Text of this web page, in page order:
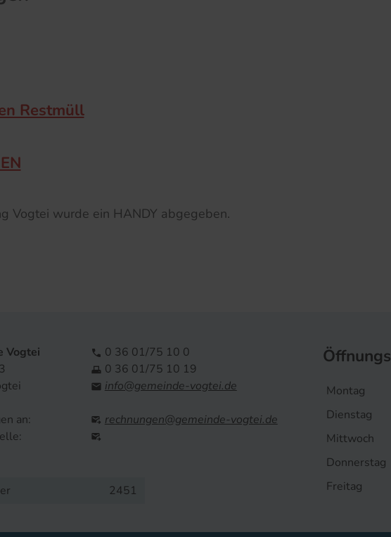
Restmüll
Vogtei wurde ein HANDY abgegeben.
Vogtei
an:
 0 36 01/75 10 0
 0 36 01/75 10 19
 info@gemeinde-vogtei.de
 rechnungen@gemeinde-vogtei.de

2451
Montag
Dienstag
Mittwoch
Donnerstag
Freitag